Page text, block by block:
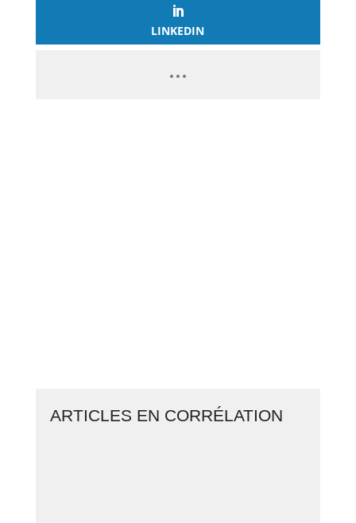
LINKEDIN
ARTICLES EN CORRÉLATION